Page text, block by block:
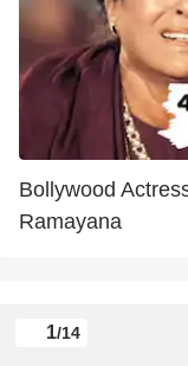
Bollywood
Ramayana
1/14